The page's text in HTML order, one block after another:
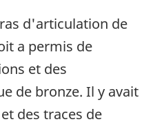
d'articulation de
a permis de
et des
de bronze. Il y avait
des traces de